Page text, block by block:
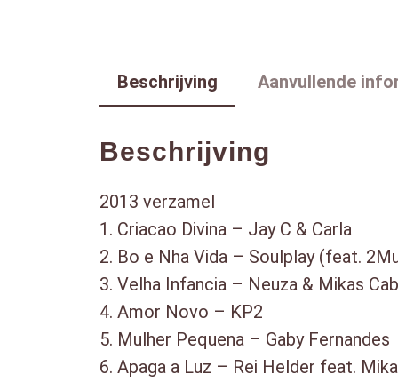
Beschrijving Aanvullende
Beschrijving
2013 verzamel
1. Criacao Divina – Jay C & Carla
2. Bo e Nha Vida – Soulplay (feat.
3. Velha Infancia – Neuza & Mikas
4. Amor Novo – KP2
5. Mulher Pequena – Gaby Fernandes
6. Apaga a Luz – Rei Helder feat.